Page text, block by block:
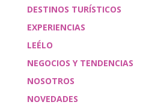
DESTINOS TURÍSTICOS
EXPERIENCIAS
LEÉLO
NEGOCIOS Y TENDENCIAS
NOSOTROS
NOVEDADES